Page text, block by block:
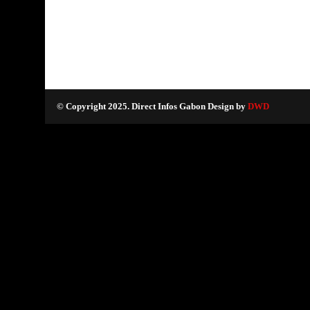
© Copyright 2025. Direct Infos Gabon Design by DWD